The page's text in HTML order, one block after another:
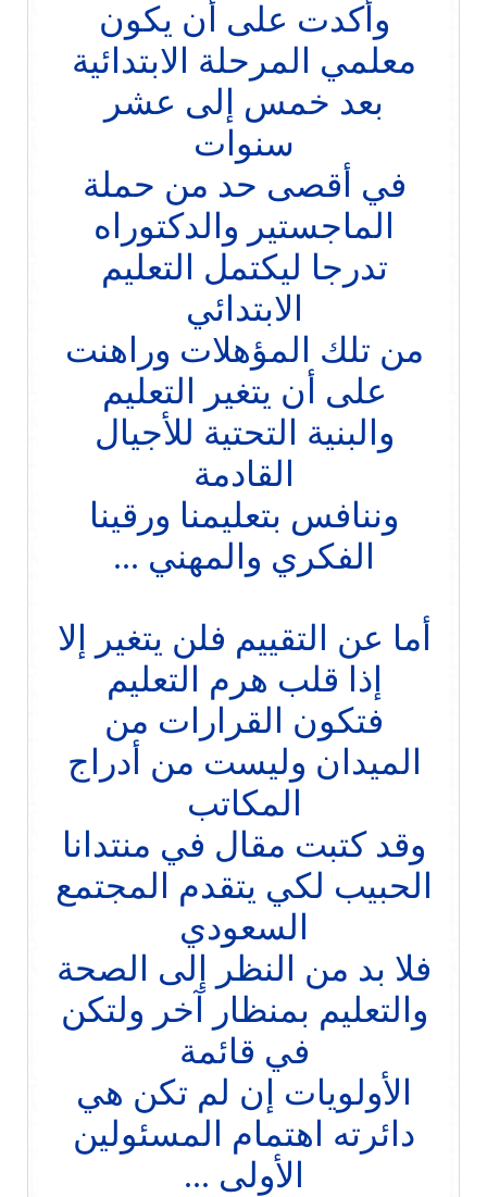
وأكدت على أن يكون
معلمي المرحلة الابتدائية
بعد خمس إلى عشر
سنوات
في أقصى حد من حملة
الماجستير والدكتوراه
تدرجا ليكتمل التعليم
الابتدائي
من تلك المؤهلات وراهنت
على أن يتغير التعليم
والبنية التحتية للأجيال
القادمة
وننافس بتعليمنا ورقينا
الفكري والمهني ...
أما عن التقييم فلن يتغير إلا
إذا قلب هرم التعليم
فتكون القرارات من
الميدان وليست من أدراج
المكاتب
وقد كتبت مقال في منتدانا
الحبيب لكي يتقدم المجتمع
السعودي
فلا بد من النظر إلى الصحة
والتعليم بمنظار آخر ولتكن
في قائمة
الأولويات إن لم تكن هي
دائرته اهتمام المسئولين
الأولى ...